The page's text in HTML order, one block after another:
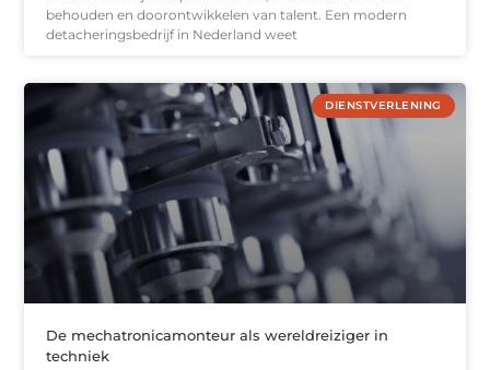
behouden en doorontwikkelen van talent. Een modern
detacheringsbedrijf in Nederland weet
DIENSTVERLENING
De mechatronicamonteur als wereldreiziger in
techniek